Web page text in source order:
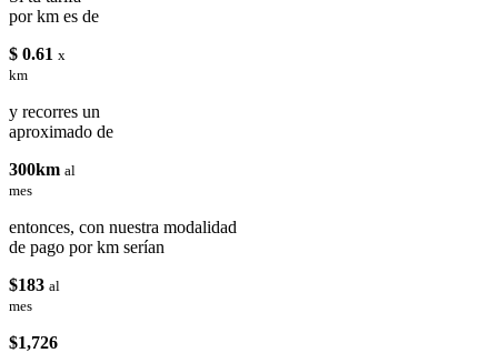
por km es de
$ 0.61 x
km
y recorres un
aproximado de
300km al
mes
entonces, con nuestra modalidad
de pago por km serían
$183 al
mes
$1,726